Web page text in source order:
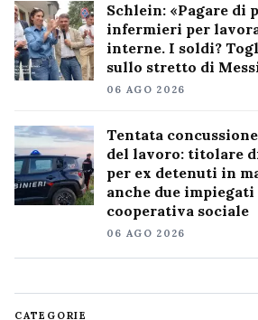
Schlein: «Pagare di
infermieri per
interne. I soldi?
sullo stretto di
06 AGO 2026
Tentata
del lavoro: titolare
per ex detenuti in
anche due impiegati
cooperativa sociale
06 AGO 2026
CATEGORIE